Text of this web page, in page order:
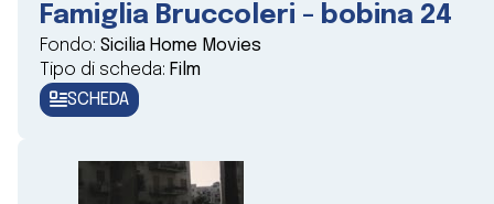
Famiglia Bruccoleri - bobina 24
Fondo: Sicilia Home Movies
Tipo di scheda: Film
SCHEDA